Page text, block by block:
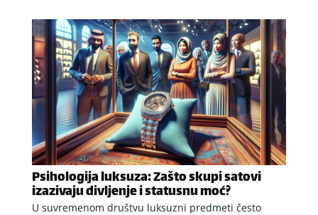
Psihologija luksuza: Zašto skupi satovi
izazivaju divljenje i statusnu moć?
U suvremenom društvu luksuzni predmeti često